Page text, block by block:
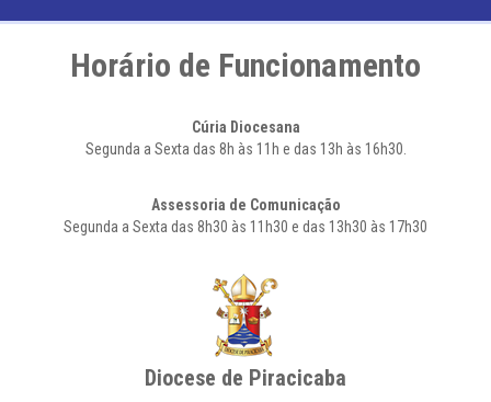
Horário de Funcionamento
Cúria Diocesana
Segunda a Sexta das 8h às 11h e das 13h às 16h30.
Assessoria de Comunicação
Segunda a Sexta das 8h30 às 11h30 e das 13h30 às 17h30
Diocese de Piracicaba